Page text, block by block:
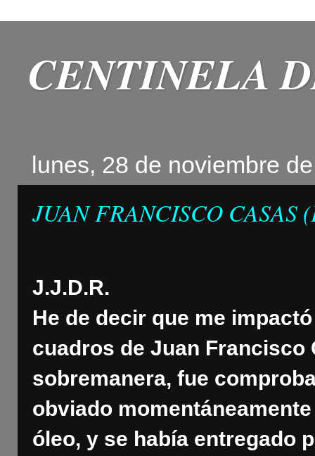
CENTINELA
lunes, 28 de noviembre
JUAN FRANCISCO
J.J.D.R.
He de decir que me
cuadros de Juan Francisco
sobremanera, fue
obviado
óleo, y se había entregado